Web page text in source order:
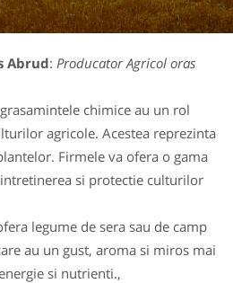
Abrud: Producator Agricol oras
chimice au un rol
agricole. Acestea reprezinta
Firmele va ofera o gama
si protectie culturilor
legume de sera sau de camp
au un gust, aroma si miros mai
si nutrienti.,